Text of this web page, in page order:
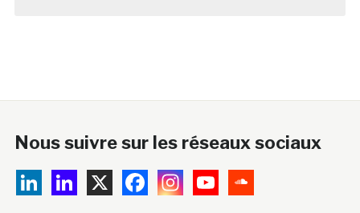
Nous suivre sur les réseaux sociaux